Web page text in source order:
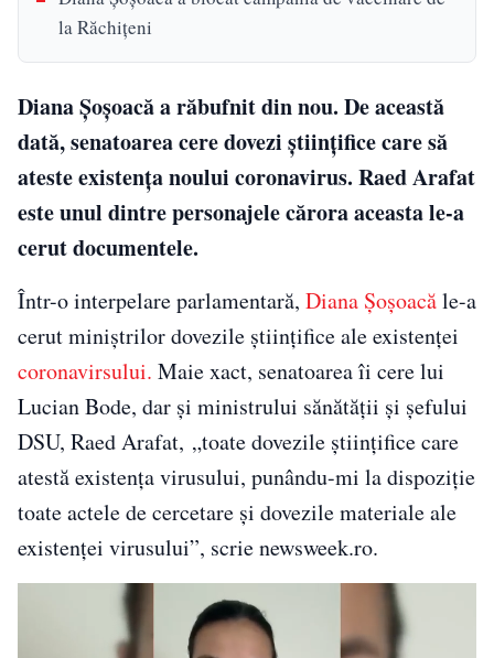
la Răchițeni
Diana Șoșoacă a răbufnit din nou. De această
dată, senatoarea cere dovezi științifice care să
ateste existența noului coronavirus. Raed Arafat
este unul dintre personajele cărora aceasta le-a
cerut documentele.
Într-o interpelare parlamentară, Diana Șoșoacăle-a
cerut miniștrilor dovezile științifice ale existenței
coronavirsului. Maie xact, senatoarea îi cere lui
Lucian Bode, dar și ministrului sănătății și șefului
DSU, Raed Arafat, „toate dovezile științifice care
atestă existența virusului, punându-mi la dispoziție
toate actele de cercetare și dovezile materiale ale
existenței virusului”, scrie newsweek.ro.